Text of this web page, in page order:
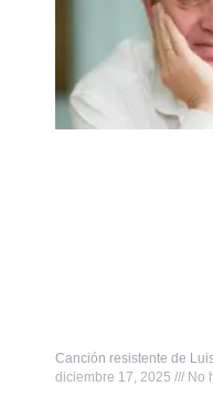
Canción resistente de
diciembre 17, 2025
No